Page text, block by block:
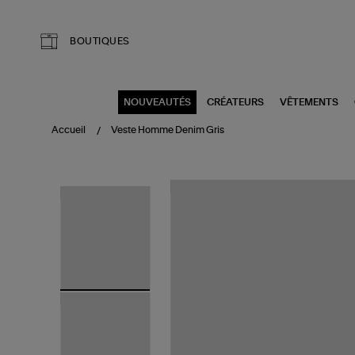
BOUTIQUES
NOUVEAUTÉS CRÉATEURS VÊTEMENTS
Accueil Veste Homme Denim Gris